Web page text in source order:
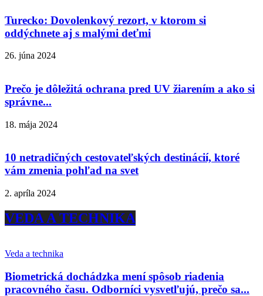
Turecko: Dovolenkový rezort, v ktorom si
oddýchnete aj s malými deťmi
26. júna 2024
Prečo je dôležitá ochrana pred UV žiarením a ako si
správne...
18. mája 2024
10 netradičných cestovateľských destinácií, ktoré
vám zmenia pohľad na svet
2. apríla 2024
VEDA A TECHNIKA
Veda a technika
Biometrická dochádzka mení spôsob riadenia
pracovného času. Odborníci vysvetľujú, prečo sa...